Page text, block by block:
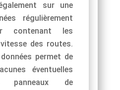
sur une
régulièrement
contenant les
des routes.
permet de
éventuelles
panneaux de